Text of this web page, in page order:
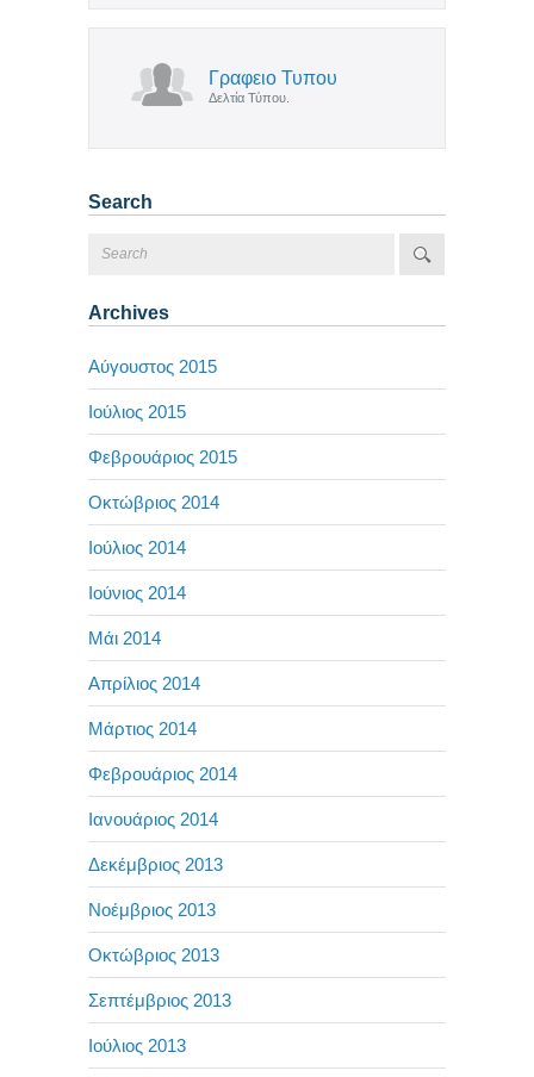
Γραφειο Τυπου
Δελτία Τύπου.
Search
Archives
Αύγουστος 2015
Ιούλιος 2015
Φεβρουάριος 2015
Οκτώβριος 2014
Ιούλιος 2014
Ιούνιος 2014
Μάι 2014
Απρίλιος 2014
Μάρτιος 2014
Φεβρουάριος 2014
Ιανουάριος 2014
Δεκέμβριος 2013
Νοέμβριος 2013
Οκτώβριος 2013
Σεπτέμβριος 2013
Ιούλιος 2013